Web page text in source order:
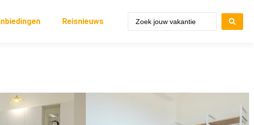
Reisnieuws